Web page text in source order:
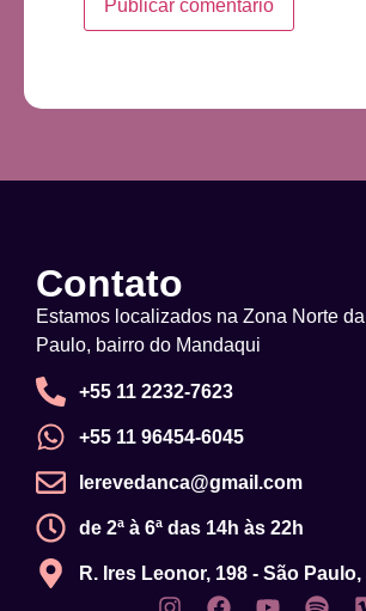
Contato
Estamos localizados na Zona Norte
Paulo, bairro do Mandaqui
+55 11 2232-7623
+55 11 96454-6045
lerevedanca@gmail.com
de 2ª à 6ª das 14h às 22h
R. Ires Leonor, 198 - São Paulo,